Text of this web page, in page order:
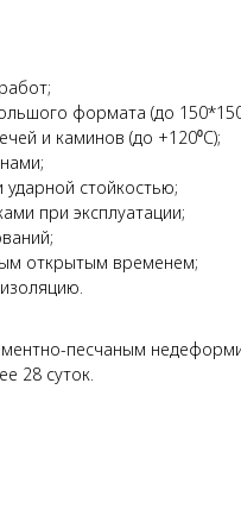
формата (до
и каминов (до +120⁰С);
стойкостью;
при эксплуатации;
открытым временем;
песчаным
28 суток.